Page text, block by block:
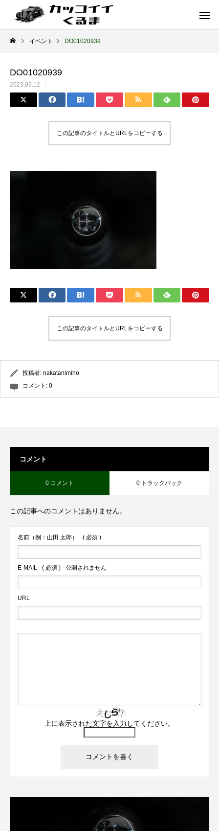
イベント DO01020939
DO01020939
2023.09.12
この記事のタイトルとURLをコピーする
この記事のタイトルとURLをコピーする
投稿者: nakatanimiho
コメント: 0
コメント
0 コメント 0 トラックバック
この記事へのコメントはありません。
名前（例：山田 太郎） ( 必須 )
E-MAIL ( 必須 ) - 公開されません -
URL
上に表示された文字を入力してください。